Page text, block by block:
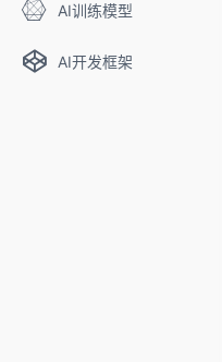
AI训练模型
AI开发框架